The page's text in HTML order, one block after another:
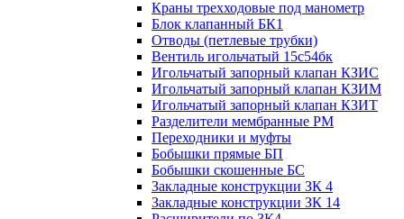
Краны трехходовые под манометр
Блок клапанный БК1
Отводы (петлевые трубки)
Вентиль игольчатый 15с54бк
Игольчатый запорный клапан КЗИС
Игольчатый запорный клапан КЗИМ
Игольчатый запорный клапан КЗИТ
Разделители мембранные РМ
Переходники и муфты
Бобышки прямые БП
Бобышки скошенные БС
Закладные конструкции ЗК 4
Закладные конструкции ЗК 14